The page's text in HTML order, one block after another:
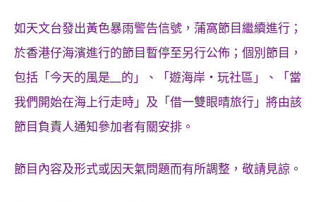
如天文台發出黃色暴雨警告信號，蒲窩節目繼續進行；
於香港仔海濱進行的節目暫停至另行公佈；個別節目，
包括「今天的風是__的」、「遊海岸‧玩社區」、「當
我們開始在海上行走時」及「借一雙眼晴旅行」將由該
節目負責人通知參加者有關安排。
節目內容及形式或因天氣問題而有所調整，敬請見諒。